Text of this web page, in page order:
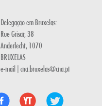
Delegação em Bruxelas:
Rue Grisar, 38
Anderlecht, 1070
BRUXELAS
e-mail | cna.bruxelas@cna.pt